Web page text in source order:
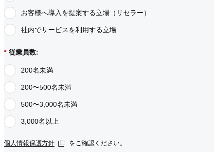
お客様へ導入を提案する立場（リセラー）
社内でサービスを利用する立場
* 従業員数:
200名未満
200〜500名未満
500〜3,000名未満
3,000名以上
個人情報保護方針
個人情報保護方針
個人情報保護方針 をご確認ください。